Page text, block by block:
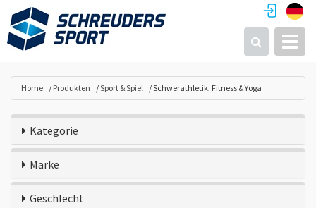
Suchen
Home Produkten Sport & Spiel Schwerathletik, Fitness & Yoga
Kategorie
Marke
Geschlecht